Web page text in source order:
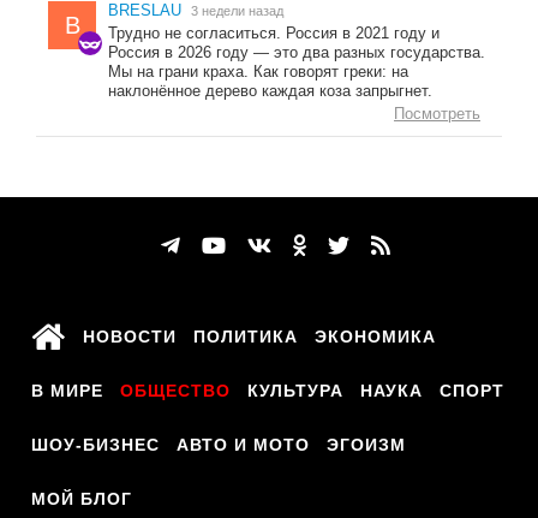
B
BRESLAU 3 недели назад
Трудно не согласиться. Россия в 2021 году и
Россия в 2026 году — это два разных государства.
Мы на грани краха. Как говорят греки: на
наклонённое дерево каждая коза запрыгнет.
Посмотреть
НОВОСТИ ПОЛИТИКА ЭКОНОМИКА
В МИРЕ ОБЩЕСТВО КУЛЬТУРА НАУКА СПОРТ
ШОУ-БИЗНЕС АВТО И МОТО ЭГОИЗМ
МОЙ БЛОГ